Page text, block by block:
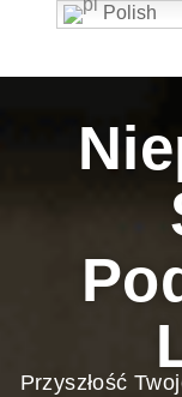
Przyszłość
Polish